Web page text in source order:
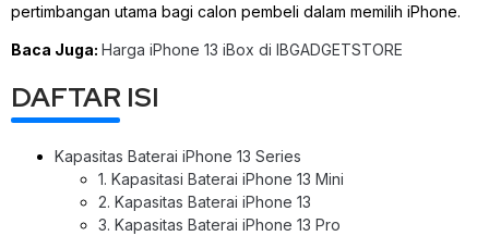
pertimbangan utama bagi calon pembeli dalam memilih iPhone.
Baca Juga: Harga iPhone 13 iBox di IBGADGETSTORE
DAFTAR ISI
Kapasitas Baterai iPhone 13 Series
1. Kapasitasi Baterai iPhone 13 Mini
2. Kapasitas Baterai iPhone 13
3. Kapasitas Baterai iPhone 13 Pro